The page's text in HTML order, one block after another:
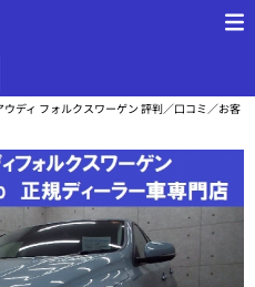
ディ フォルクスワーゲン 評判／口コミ／お客